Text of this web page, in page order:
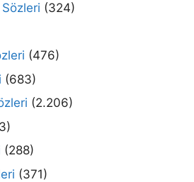
(324)
(476)
(683)
(2.206)
(288)
(371)